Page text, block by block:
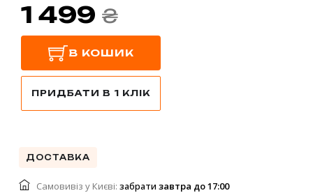
1 499 ₴
В КОШИК
ПРИДБАТИ В 1 КЛІК
ДОСТАВКА
Самовивіз у Києві: забрати завтра до 17:00